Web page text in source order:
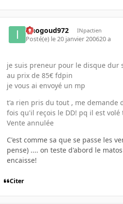
iznogoud972 INpactien
Posté(e) le 20 janvier 200620 a
je suis preneur pour le disque dur
au prix de 85€ fdpin
je vous ai envoyé un mp
t'a rien pris du tout , me demande
fois qu'il reçois le DD! pq il est volé
Vente annulée
C'est comme sa que se passe les
pense) .... on teste d'abord le
encaisse!
Citer